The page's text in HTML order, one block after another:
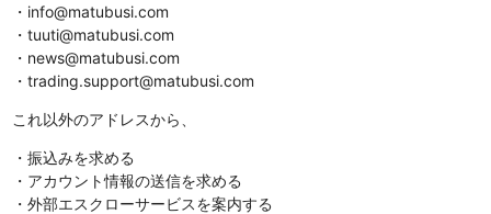
・info@matubusi.com
・tuuti@matubusi.com
・news@matubusi.com
・trading.support@matubusi.com
これ以外のアドレスから、
・振込みを求める
・アカウント情報の送信を求める
・外部エスクローサービスを案内する